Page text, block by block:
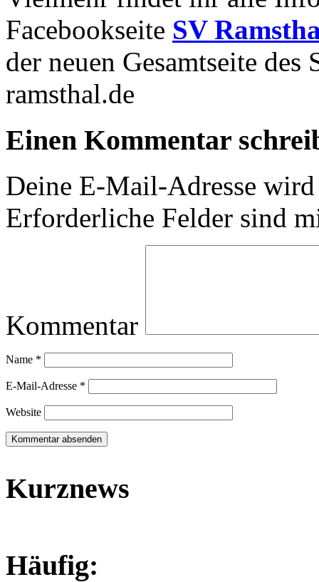
Facebookseite SV
der neuen Gesamtseite
ramsthal.de
Einen Kommentar
Deine E-Mail-Adresse
Erforderliche Felder sind
Kommentar
Name *
E-Mail-Adresse *
Website
Kurznews
Häufig: